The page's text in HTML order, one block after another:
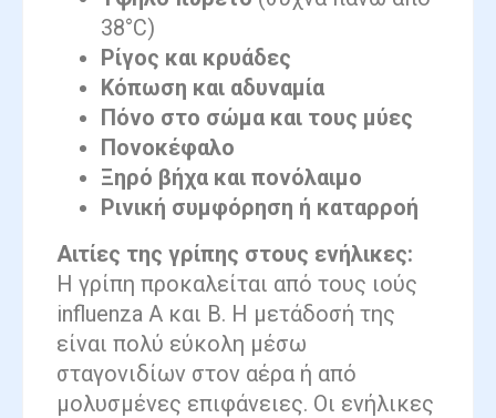
38°C)
Ρίγος και κρυάδες
Κόπωση και αδυναμία
Πόνο στο σώμα και τους μύες
Πονοκέφαλο
Ξηρό βήχα και πονόλαιμο
Ρινική συμφόρηση ή καταρροή
Αιτίες της γρίπης στους ενήλικες:
Η γρίπη προκαλείται από τους ιούς
influenza A και B. Η μετάδοσή της
είναι πολύ εύκολη μέσω
σταγονιδίων στον αέρα ή από
μολυσμένες επιφάνειες. Οι ενήλικες